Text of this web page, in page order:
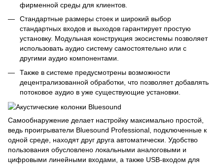
фирменной среды для клиентов.
Стандартные размеры стоек и широкий выбор
стандартных входов и выходов гарантирует простую
установку. Модульная конструкция экосистемы позволяет
использовать аудио систему самостоятельно или с
другими аудио компонентами.
Также в системе предусмотрены возможности
децентрализованной обработки, что позволяет добавлять
потоковое аудио в уже существующие установки.
Самообнаружение делает настройку максимально простой,
ведь проигрыватели Bluesound Professional, подключенные к
одной среде, находят друг друга автоматически. Удобство
пользования обусловлено локальными аналоговыми и
цифровыми линейными входами, а также USB-входом для